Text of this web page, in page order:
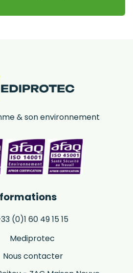
& son environnement
(0)1 60 49 15 15
Mediprotec
Nous contacter